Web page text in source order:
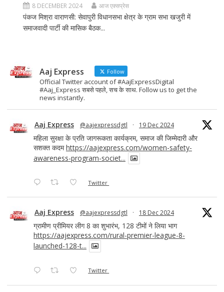
8 DECEMBER 2024 आज एक्सप्रेस
पंकज मिश्रा वाराणसी: सेवापुरी विधानसभा क्षेत्र के ग्राम सभा खजुरी में
समाजवादी पार्टी की मासिक बैठक...
Aaj Express Follow
Official Twitter account of #AajExpressDigital
#Aaj_Express सबसे पहले, सच के साथ. Follow us to get the
news instantly.
Aaj Express @aajexpressdgtl · 19 Dec 2024
महिला सुरक्षा के प्रति जागरूकता कार्यक्रम, समाज की जिम्मेदारी और
सशक्त कदमhttps://aajexpress.com/women-safety-
awareness-program-societ...
Twitter
Aaj Express @aajexpressdgtl · 18 Dec 2024
ग्रामीण प्रीमियर लीग 8 का शुभारंभ, 128 टीमों ने लिया भाग
https://aajexpress.com/rural-premier-league-8-
launched-128-t...
Twitter